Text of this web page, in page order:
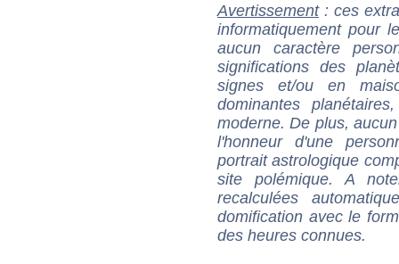
Avertissement: ces
informatiquement pour
aucun caractère
significations des
signes et/ou en
dominantes
moderne. De plus,
l'honneur d'une
portrait astrologique
site polémique. A
recalculées
domification avec le
des heures connues.